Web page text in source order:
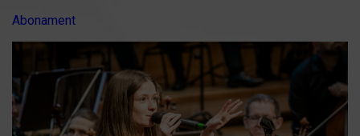
Abonament